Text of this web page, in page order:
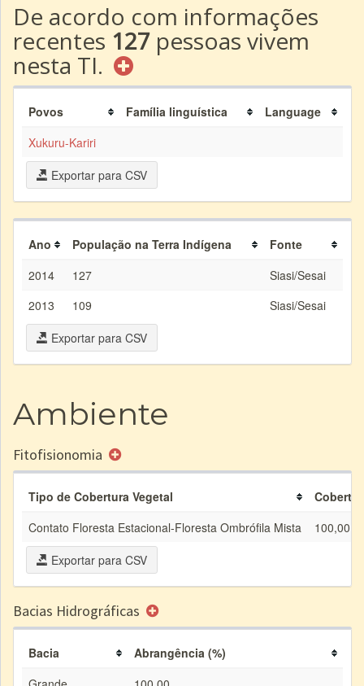
De acordo com informações
recentes 127 pessoas vivem
nesta TI.
Povos Família linguística
Language
Xukuru-Kariri
Exportar para CSV
Ano População na Terra Indígena
Fonte
2014
127
Siasi/Sesai
2013
109
Siasi/Sesai
Exportar para CSV
Ambiente
Fitofisionomia
Tipo de Cobertura Vegetal
Contato Floresta Estacional-Floresta Ombrófila Mista
100,00
Exportar para CSV
Bacias Hidrográficas
Bacia
Abrangência (%)